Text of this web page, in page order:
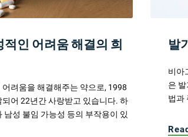
적인 어려움 해결의 희
려움을 해결해주는 약으로, 1998
어 22년간 사랑받고 있습니다. 하
남성 불임 가능성 등의 부작용이 있
발
비아
은
법과